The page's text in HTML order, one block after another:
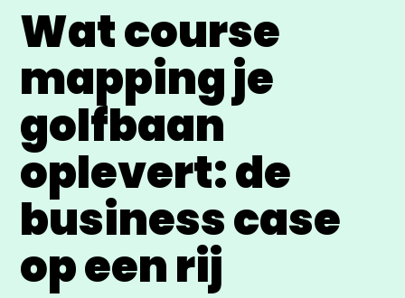
Wat course
mapping je
golfbaan
oplevert: de
business case
op een rij